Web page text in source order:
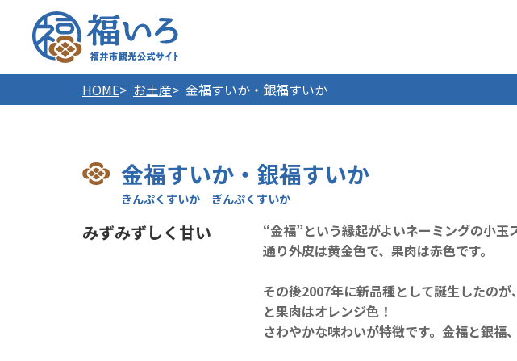
福井市観光
HOME お土産 金福すいか・銀福すいか
金福すいか・銀福すいか
みずみずしく甘い
“金福”という縁起がよいネーミングの小
通り外皮は黄金色で、果肉は赤色です。
その後2007年に新品種として誕生したの
と果肉はオレンジ色！
さわやかな味わいが特徴です。金福と銀福